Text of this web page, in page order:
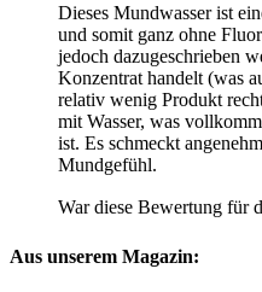
Dieses Mundwasser ist
und somit ganz ohne
jedoch dazugeschrieben
Konzentrat handelt (was
relativ wenig Produkt
mit Wasser, was
ist. Es schmeckt
Mundgefühl.
War diese Bewertung für
Aus unserem Magazin: